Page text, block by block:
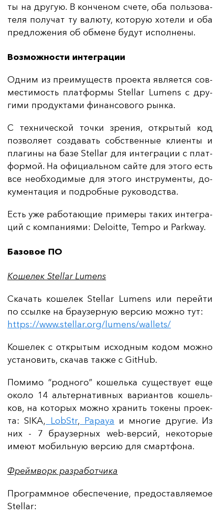
ты на дру­гую. В кон­че­ном сче­те, оба поль­зо­ва­
те­ля по­лу­чат ту ва­лю­ту, ко­то­рую хо­те­ли и оба
пред­ло­же­ния об об­ме­не бу­дут ис­пол­не­ны.
Возможности интеграции
Од­ним из пре­иму­ществ про­ек­та яв­ля­ет­ся сов­
мес­ти­мость плат­фор­мы Stellar Lumens с дру­
ги­ми про­дук­та­ми фи­нан­со­во­го рын­ка.
С тех­ни­чес­кой точ­ки зре­ния, от­кры­тый код
поз­во­ля­ет соз­да­вать собс­твен­ные кли­ен­ты и
пла­ги­ны на ба­зе Stellar для ин­тег­ра­ции с плат­
фор­мой. На офи­ци­аль­ном сай­те для это­го есть
все не­об­хо­ди­мые для это­го инс­тру­мен­ты, до­
ку­мен­та­ция и под­роб­ные ру­ко­водс­тва.
Есть уже ра­бо­та­ющие при­ме­ры та­ких ин­тег­ра­
ций с ком­па­ни­ями: Deloitte, Tempo и Parkway.
Базовое ПО
Кошелек Stellar Lumens
Ска­чать ко­ше­лек Stellar Lumens или пе­рей­ти
по ссыл­ке на бра­узер­ную вер­сию мож­но тут:
https://www.stellar.org/lumens/wallets/
Ко­ше­лек с от­кры­тым ис­ход­ным ко­дом мож­но
ус­та­но­вить, ска­чав так­же с GitHub.
По­ми­мо “род­но­го” ко­шель­ка су­щес­тву­ет еще
око­ло 14 аль­тер­на­тив­ных ва­ри­ан­тов ко­шель­
ков, на ко­то­рых мож­но хра­нить то­ке­ны про­ек­
та: SIKA, LobStr, Papaya и мно­гие дру­гие. Из
них - 7 бра­узер­ных web-вер­сий, не­ко­то­рые
име­ют мо­биль­ную вер­сию для смар­тфо­на.
Фреймворк разработчика
Прог­рам­мное обес­пе­че­ние, пре­дос­тав­ля­емое
Stellar: